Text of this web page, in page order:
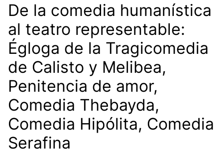
De la comedia humanística
al teatro representable:
Égloga de la Tragicomedia
de Calisto y Melibea,
Penitencia de amor,
Comedia Thebayda,
Comedia Hipólita, Comedia
Serafina